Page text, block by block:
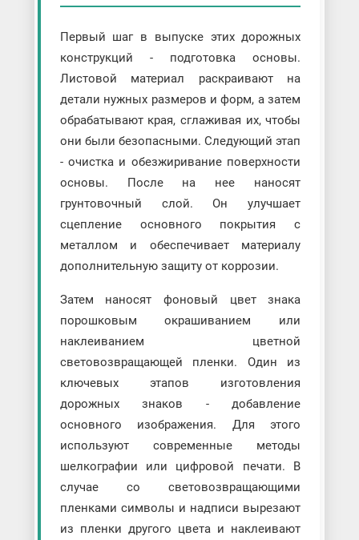
Первый шаг в выпуске этих дорожных
конструкций - подготовка основы.
Листовой материал раскраивают на
детали нужных размеров и форм, а затем
обрабатывают края, сглаживая их, чтобы
они были безопасными. Следующий этап
- очистка и обезжиривание поверхности
основы. После на нее наносят
грунтовочный слой. Он улучшает
сцепление основного покрытия с
металлом и обеспечивает материалу
дополнительную защиту от коррозии.
Затем наносят фоновый цвет знака
порошковым окрашиванием или
наклеиванием цветной
световозвращающей пленки. Один из
ключевых этапов изготовления
дорожных знаков - добавление
основного изображения. Для этого
используют современные методы
шелкографии или цифровой печати. В
случае со световозвращающими
пленками символы и надписи вырезают
из пленки другого цвета и наклеивают